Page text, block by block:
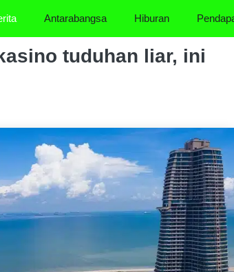
Antarabangsa Hiburan
tuduhan liar, ini